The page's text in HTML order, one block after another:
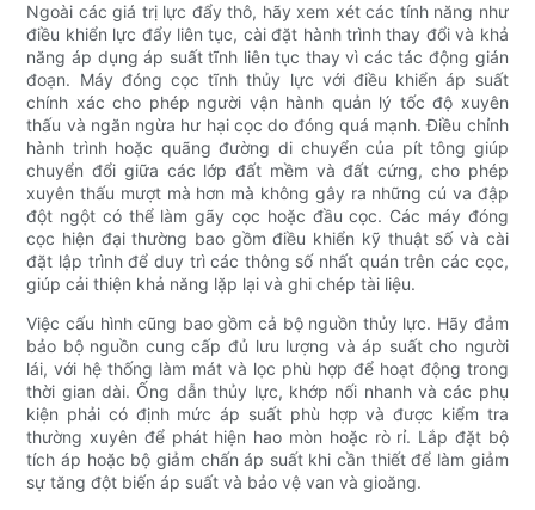
Ngoài các giá trị lực đẩy thô, hãy xem xét các tính năng như
điều khiển lực đẩy liên tục, cài đặt hành trình thay đổi và khả
năng áp dụng áp suất tĩnh liên tục thay vì các tác động gián
đoạn. Máy đóng cọc tĩnh thủy lực với điều khiển áp suất
chính xác cho phép người vận hành quản lý tốc độ xuyên
thấu và ngăn ngừa hư hại cọc do đóng quá mạnh. Điều chỉnh
hành trình hoặc quãng đường di chuyển của pít tông giúp
chuyển đổi giữa các lớp đất mềm và đất cứng, cho phép
xuyên thấu mượt mà hơn mà không gây ra những cú va đập
đột ngột có thể làm gãy cọc hoặc đầu cọc. Các máy đóng
cọc hiện đại thường bao gồm điều khiển kỹ thuật số và cài
đặt lập trình để duy trì các thông số nhất quán trên các cọc,
giúp cải thiện khả năng lặp lại và ghi chép tài liệu.
Việc cấu hình cũng bao gồm cả bộ nguồn thủy lực. Hãy đảm
bảo bộ nguồn cung cấp đủ lưu lượng và áp suất cho người
lái, với hệ thống làm mát và lọc phù hợp để hoạt động trong
thời gian dài. Ống dẫn thủy lực, khớp nối nhanh và các phụ
kiện phải có định mức áp suất phù hợp và được kiểm tra
thường xuyên để phát hiện hao mòn hoặc rò rỉ. Lắp đặt bộ
tích áp hoặc bộ giảm chấn áp suất khi cần thiết để làm giảm
sự tăng đột biến áp suất và bảo vệ van và gioăng.